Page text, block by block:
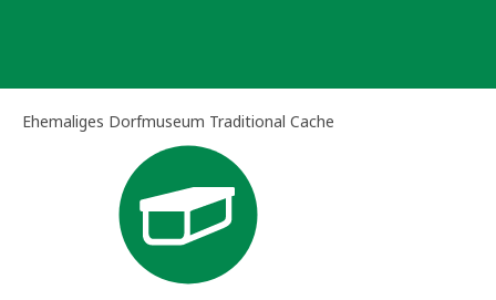
Ehemaliges Dorfmuseum Traditional Cache